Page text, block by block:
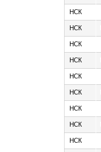
НСК
НСК
НСК
НСК
НСК
НСК
НСК
НСК
НСК